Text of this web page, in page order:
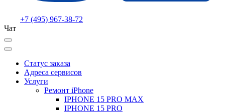
+7 (495) 967-38-72
Чат
Статус заказа
Адреса сервисов
Услуги
Ремонт iPhone
IPHONE 15 PRO MAX
IPHONE 15 PRO